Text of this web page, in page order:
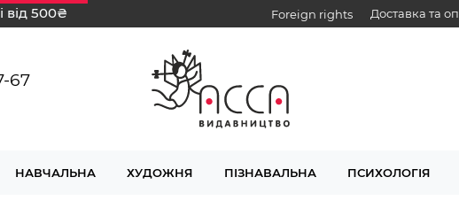
від 500₴ Foreign rights Доставка та
67
НАВЧАЛЬНА ХУДОЖНЯ ПІЗНАВАЛЬНА ПСИХОЛОГІЯ